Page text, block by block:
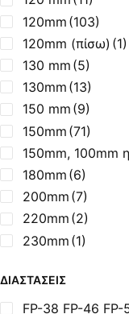
85.21% (3)
85.56% (3)
85.65% (1)
85.67% (1)
85.77%(1)
85.99% (2)
85%(1)
86%(1)
87,24%(1)
87,42%(1)
87,52%(1)
87%(1)
88%(1)
Ø40(2)
Ø50(2)
Ø60 (1)
Αρνιού Ø16mm
Κοντοσούβλι
120mm (103)
120mm (πίσω) (1)
130 mm (5)
130mm (13)
150 mm (9)
150mm (71)
150mm, 100mm
180mm (6)
200mm (7)
220mm (2)
230mm (1)
250mm
300mm(1)
ΔΙΑΣΤΆΣΕΙΣ
FP-38 FP-46